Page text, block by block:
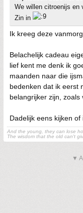
We willen citroenijs en
Zin in
Ik kreeg deze
Belachelijk cadeau
lief kent me denk ik
maanden naar die
bedenken dat ik eerst
belangrijker zijn, zoals
Dadelijk eens kijken
And the young, they can lose
The wisdom that the old can't
▼